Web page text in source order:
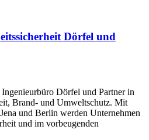
Dörfel und
Ingenieurbüro Dörfel und Partner in
Brand- und Umweltschutz. Mit
und Berlin werden Unternehmen
und im vorbeugenden